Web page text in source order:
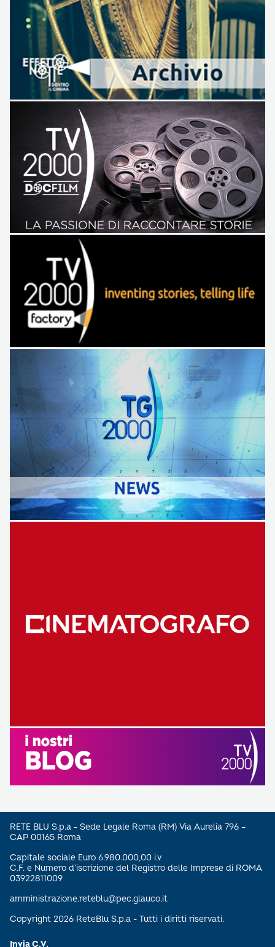
RETE BLU S.p.a - Sede Legale Roma (RM) Via Aurelia 796 –
CAP 00165 Roma
Capitale sociale Euro 6.980.000,00 i.v
C.F. e Numero d’iscrizione del Registro delle Imprese di ROMA
03922811009
amministrazione.reteblu@pec.glauco.it
Copyright 2026 ReteBlu S.p.a - Tutti i diritti riservati.
Invia C.V.